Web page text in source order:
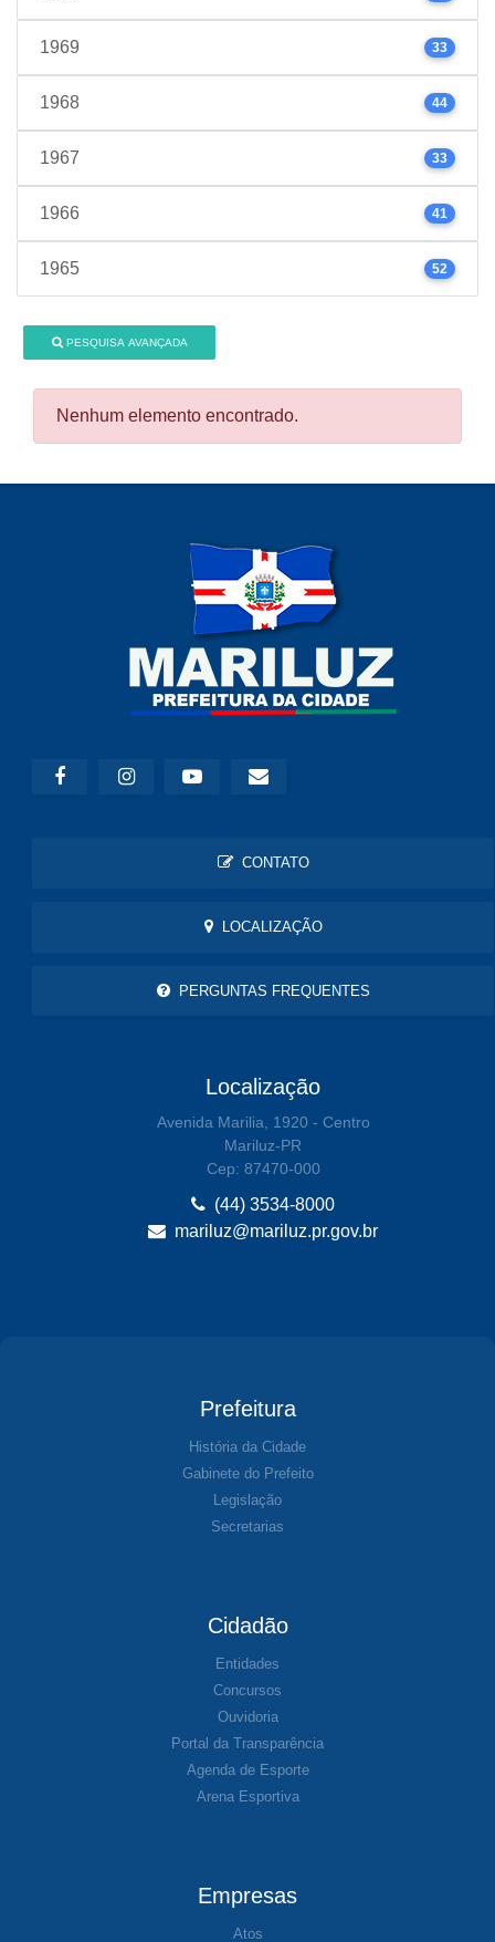
1969 33
1968 44
1967 33
1966 41
1965 52
PESQUISA AVANÇADA
Nenhum elemento encontrado.
CONTATO
LOCALIZAÇÃO
PERGUNTAS FREQUENTES
Localização
Avenida Marilia, 1920 - Centro
Mariluz-PR
Cep: 87470-000
(44) 3534-8000
mariluz@mariluz.pr.gov.br
Prefeitura
História da Cidade
Gabinete do Prefeito
Legislação
Secretarias
Cidadão
Entidades
Concursos
Ouvidoria
Portal da Transparência
Agenda de Esporte
Arena Esportiva
Empresas
Atos